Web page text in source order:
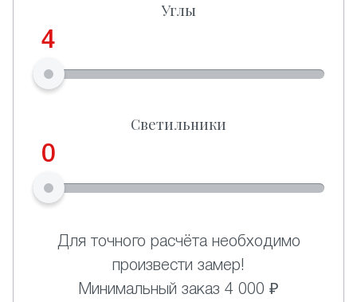
Углы
4
Светильники
0
Для точного расчёта необходимо
произвести замер!
Минимальный заказ 4 000 ₽